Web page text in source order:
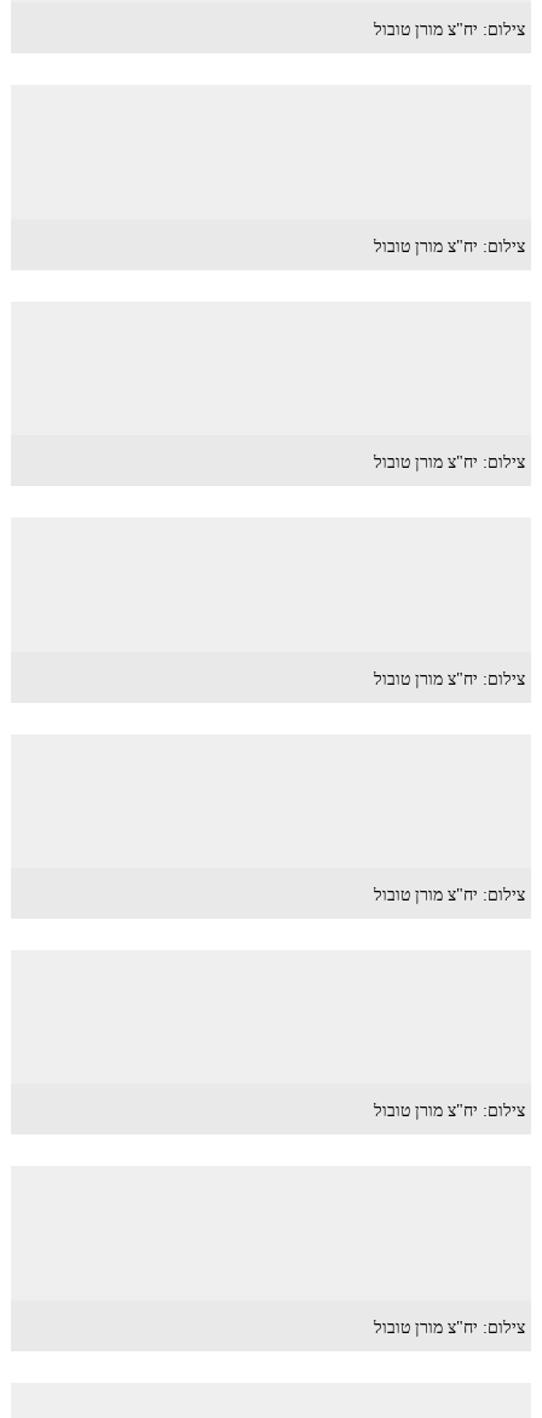
צילום: יח"צ מורן טובול
צילום: יח"צ מורן טובול
צילום: יח"צ מורן טובול
צילום: יח"צ מורן טובול
צילום: יח"צ מורן טובול
צילום: יח"צ מורן טובול
צילום: יח"צ מורן טובול